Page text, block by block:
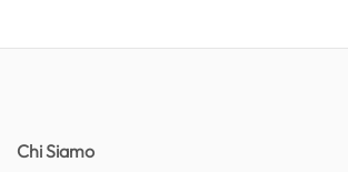
Chi Siamo